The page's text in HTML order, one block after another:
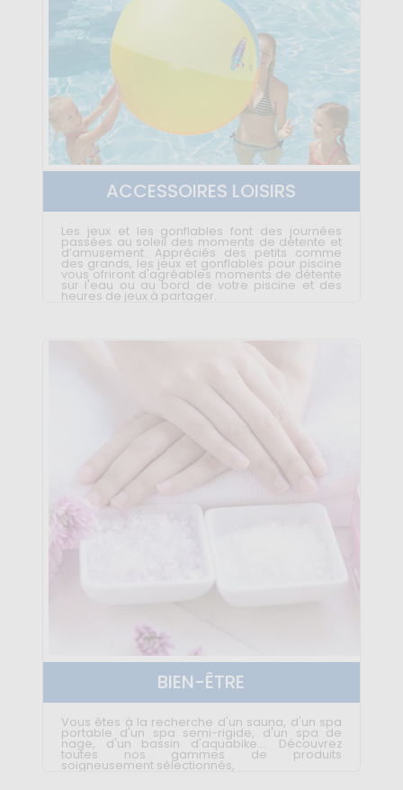
ACCESSOIRES LOISIRS
Les jeux et les gonflables font des journées
passées au soleil des moments de détente et
d’amusement. Appréciés des petits comme
des grands, les jeux et gonflables pour piscine
vous ofriront d'agréables moments de détente
sur l'eau ou au bord de votre piscine et des
heures de jeux à partager.
BIEN-ÊTRE
Vous êtes à la recherche d'un sauna, d'un spa
portable d'un spa semi-rigide, d'un spa de
nage, d'un bassin d'aquabike.... Découvrez
toutes nos gammes de produits
soigneusement sélectionnés,